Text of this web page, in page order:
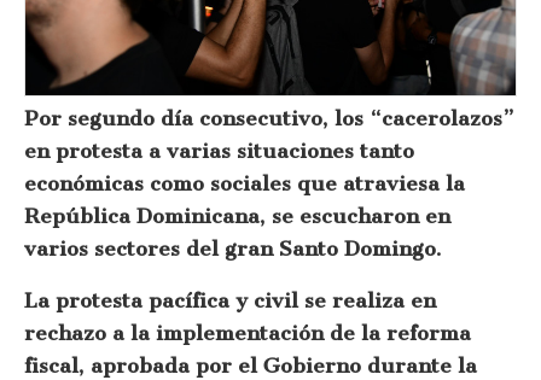
Por segundo día consecutivo, los “cacerolazos”
en protesta a varias situaciones tanto
económicas como sociales que atraviesa la
República Dominicana, se escucharon en
varios sectores del gran Santo Domingo.
La protesta pacífica y civil se realiza en
rechazo a la implementación de la reforma
fiscal, aprobada por el Gobierno durante la